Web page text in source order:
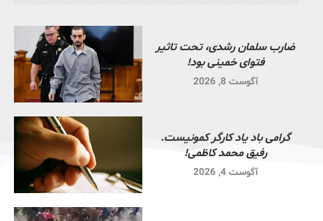
ضارب سلمان رشدی، تحت تاثیر
فتوای خمینی بود!
آگوست 8, 2026
گرامی باد یاد کارگر کمونیست.
رفیق محمد کاظمی!
آگوست 4, 2026